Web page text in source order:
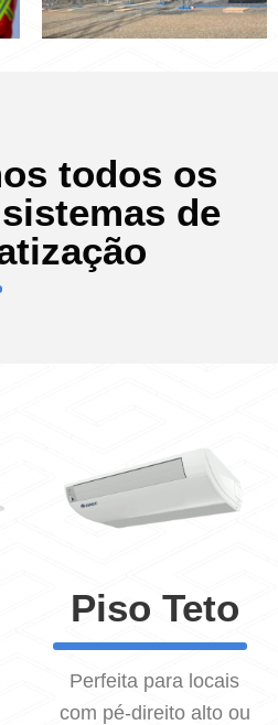
todos os
de
Piso Teto
Perfeita para locais
com pé-direito alto ou